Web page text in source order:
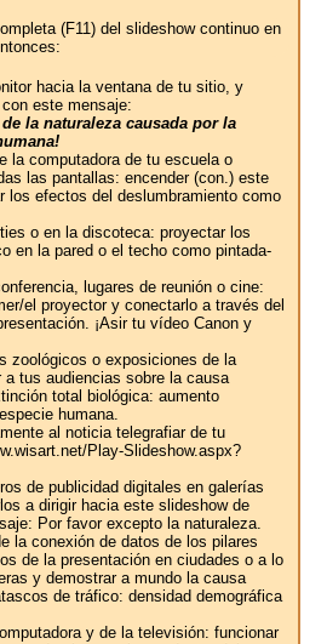
(F11) del slideshow continuo en
hacia la ventana de tu sitio, y
este mensaje:
la naturaleza causada por la
la computadora de tu escuela o
las pantallas: encender (con.) este
los efectos del deslumbramiento como
o en la discoteca: proyectar los
en la pared o el techo como pintada-
lugares de reunión o cine:
el proyector y conectarlo a través del
¡Asir tu vídeo Canon y
zoológicos o exposiciones de la
a tus audiencias sobre la causa
total biológica: aumento
humana.
al noticia telegrafiar de tu
Play-Slideshow.aspx?
de publicidad digitales en galerías
a dirigir hacia este slideshow de
Por favor excepto la naturaleza.
la conexión de datos de los pilares
de la presentación en ciudades o a lo
y demostrar a mundo la causa
de tráfico: densidad demográfica
y de la televisión: funcionar